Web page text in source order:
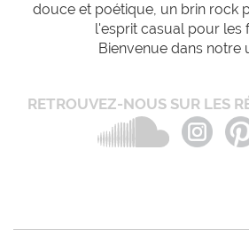
douce et poétique, un brin rock
l'esprit casual pour les
Bienvenue dans notre
RETROUVEZ-NOUS SUR LES